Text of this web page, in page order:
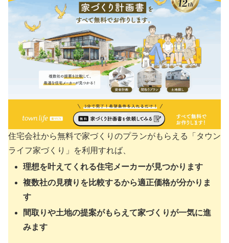
住宅会社から無料で家づくりのプランがもらえる「タウン
ライフ家づくり」を利用すれば、
理想を叶えてくれる住宅メーカーが見つかります
複数社の見積りを比較するから適正価格が分かりま
す
間取りや土地の提案がもらえて家づくりが一気に進
みます